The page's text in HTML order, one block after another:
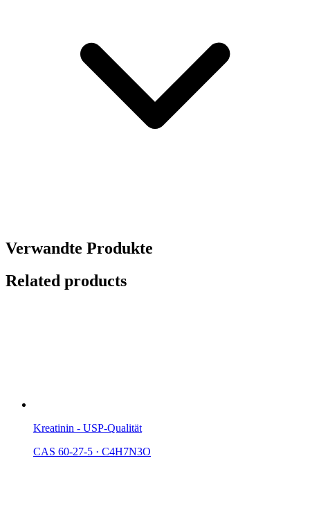
Verwandte Produkte
Related products
Kreatinin - USP-Qualität
CAS 60-27-5 · C4H7N3O